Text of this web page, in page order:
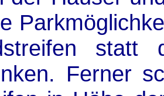
statt
Ferner